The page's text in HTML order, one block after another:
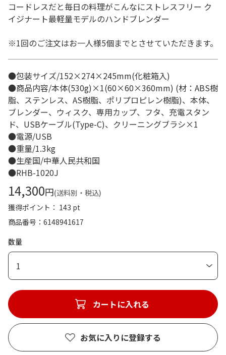
コードレスだと毎日の料理がこんなにストレスフリー ク
イジナート最軽量モデルのハンドブレンダー
※1回のご注文はお一人様5個までとさせていただきます。
●包装サイズ/152×274×245mm(化粧箱入)
●商品内容/本体(530g)×1(60×60×360mm) (材：ABS樹
脂、ステンレス、AS樹脂、ポリプロピレン樹脂)、本体、
ブレンダー、ウィスク、専用カップ、フタ、充電スタン
ド、USBケーブル(Type-C)、クリーニングブラシ×1
●電源/USB
●重量/1.3kg
●生産国/中華人民共和国
●RHB-1020J
14,300円(送料別・税込)
獲得ポイント： 143 pt
商品番号
6148941617
数量
1
カートに入れる
お気に入りに登録する